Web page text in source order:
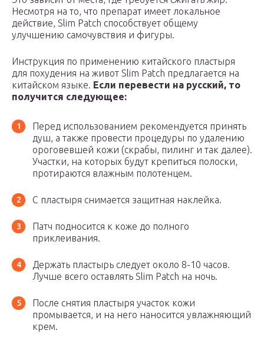
Несмотря на то, что препарат имеет локальное
действие, Slim Patch способствует общему
улучшению самочувствия и фигуры.
Инструкция по применению китайского пластыря
для похудения на живот Slim Patch предлагается на
китайском языке. Если перевести на русский, то
получится следующее:
Перед использованием рекомендуется принять
душ, а также провести процедуры по удалению
ороговевшей кожи (скрабы, пилинг и так далее).
Участки, на которых будут крепиться полоски,
протираются влажным полотенцем.
С пластыря снимается защитная наклейка.
Патч подносится к коже до полного
приклеивания.
Держать пластырь следует около 8-10 часов.
Лучше всего оставлять Slim Patch на ночь.
После снятия пластыря участок кожи
промывается, и на него наносится увлажняющий
крем.